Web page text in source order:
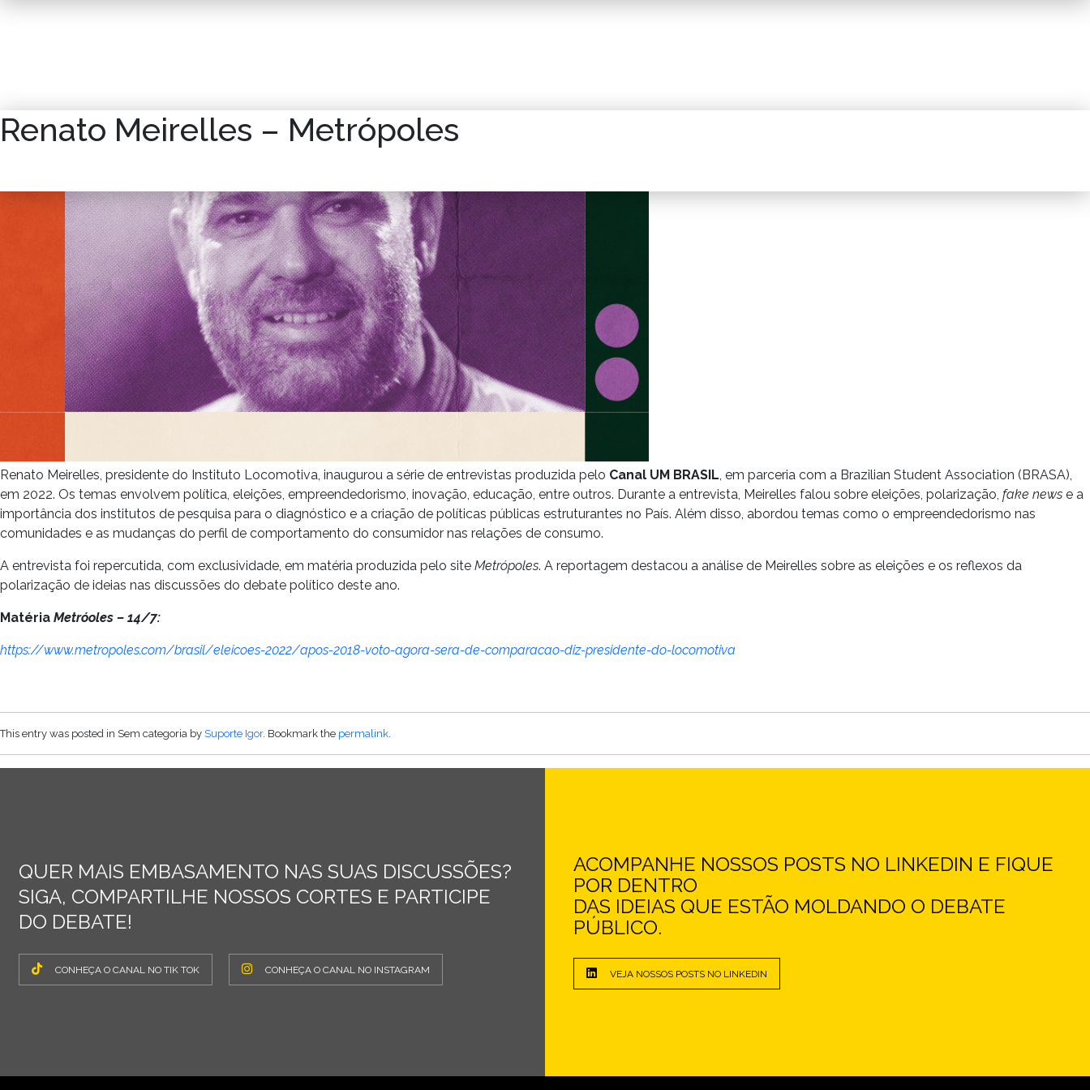
Renato Meirelles – Metrópoles
Renato Meirelles, presidente do Instituto Locomotiva, inaugurou a série de entrevistas produzida pelo Canal UM BRASIL, em parceria com a Brazilian Student Association (BRASA),
em 2022. Os temas envolvem política, eleições, empreendedorismo, inovação, educação, entre outros. Durante a entrevista, Meirelles falou sobre eleições, polarização, fake news e a
importância dos institutos de pesquisa para o diagnóstico e a criação de políticas públicas estruturantes no País. Além disso, abordou temas como o empreendedorismo nas
comunidades e as mudanças do perfil de comportamento do consumidor nas relações de consumo.
A entrevista foi repercutida, com exclusividade, em matéria produzida pelo site Metrópoles. A reportagem destacou a análise de Meirelles sobre as eleições e os reflexos da
polarização de ideias nas discussões do debate político deste ano.
Matéria Metróoles – 14/7:
https://www.metropoles.com/brasil/eleicoes-2022/apos-2018-voto-agora-sera-de-comparacao-diz-presidente-do-locomotiva
This entry was posted in Sem categoria by Suporte Igor. Bookmark the permalink
QUER MAIS EMBASAMENTO NAS SUAS DISCUSSÕES?
SIGA, COMPARTILHE NOSSOS CORTES E PARTICIPE
DO DEBATE!
CONHEÇA O CANAL NO TIK TOK CONHEÇA O CANAL NO INSTAGRAM
ACOMPANHE NOSSOS POSTS NO LINKEDIN E FIQUE
POR DENTRO
DAS IDEIAS QUE ESTÃO MOLDANDO O DEBATE
PÚBLICO.
VEJA NOSSOS POSTS NO LINKEDIN